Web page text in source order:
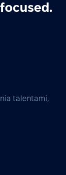
talentami,